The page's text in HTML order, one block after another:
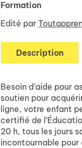
Formation
Edité par
Description
Besoin d’aide pour
soutien pour
ligne, votre enfant
certifié de
20 h, tous les jours
incontournable pour